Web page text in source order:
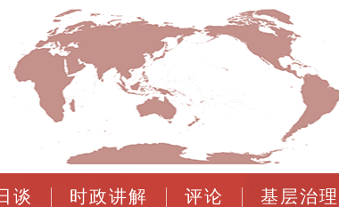
谈 时政讲解 评论 基层治理